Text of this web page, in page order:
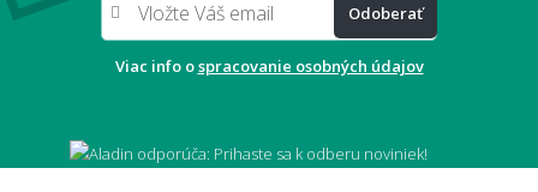
Aký veľký presah má mať koberec pod
stolom?
Môže mi koberec opticky zväčšiť miestnosť?
Odoberať
Viac info ospracovanie osobných údajov